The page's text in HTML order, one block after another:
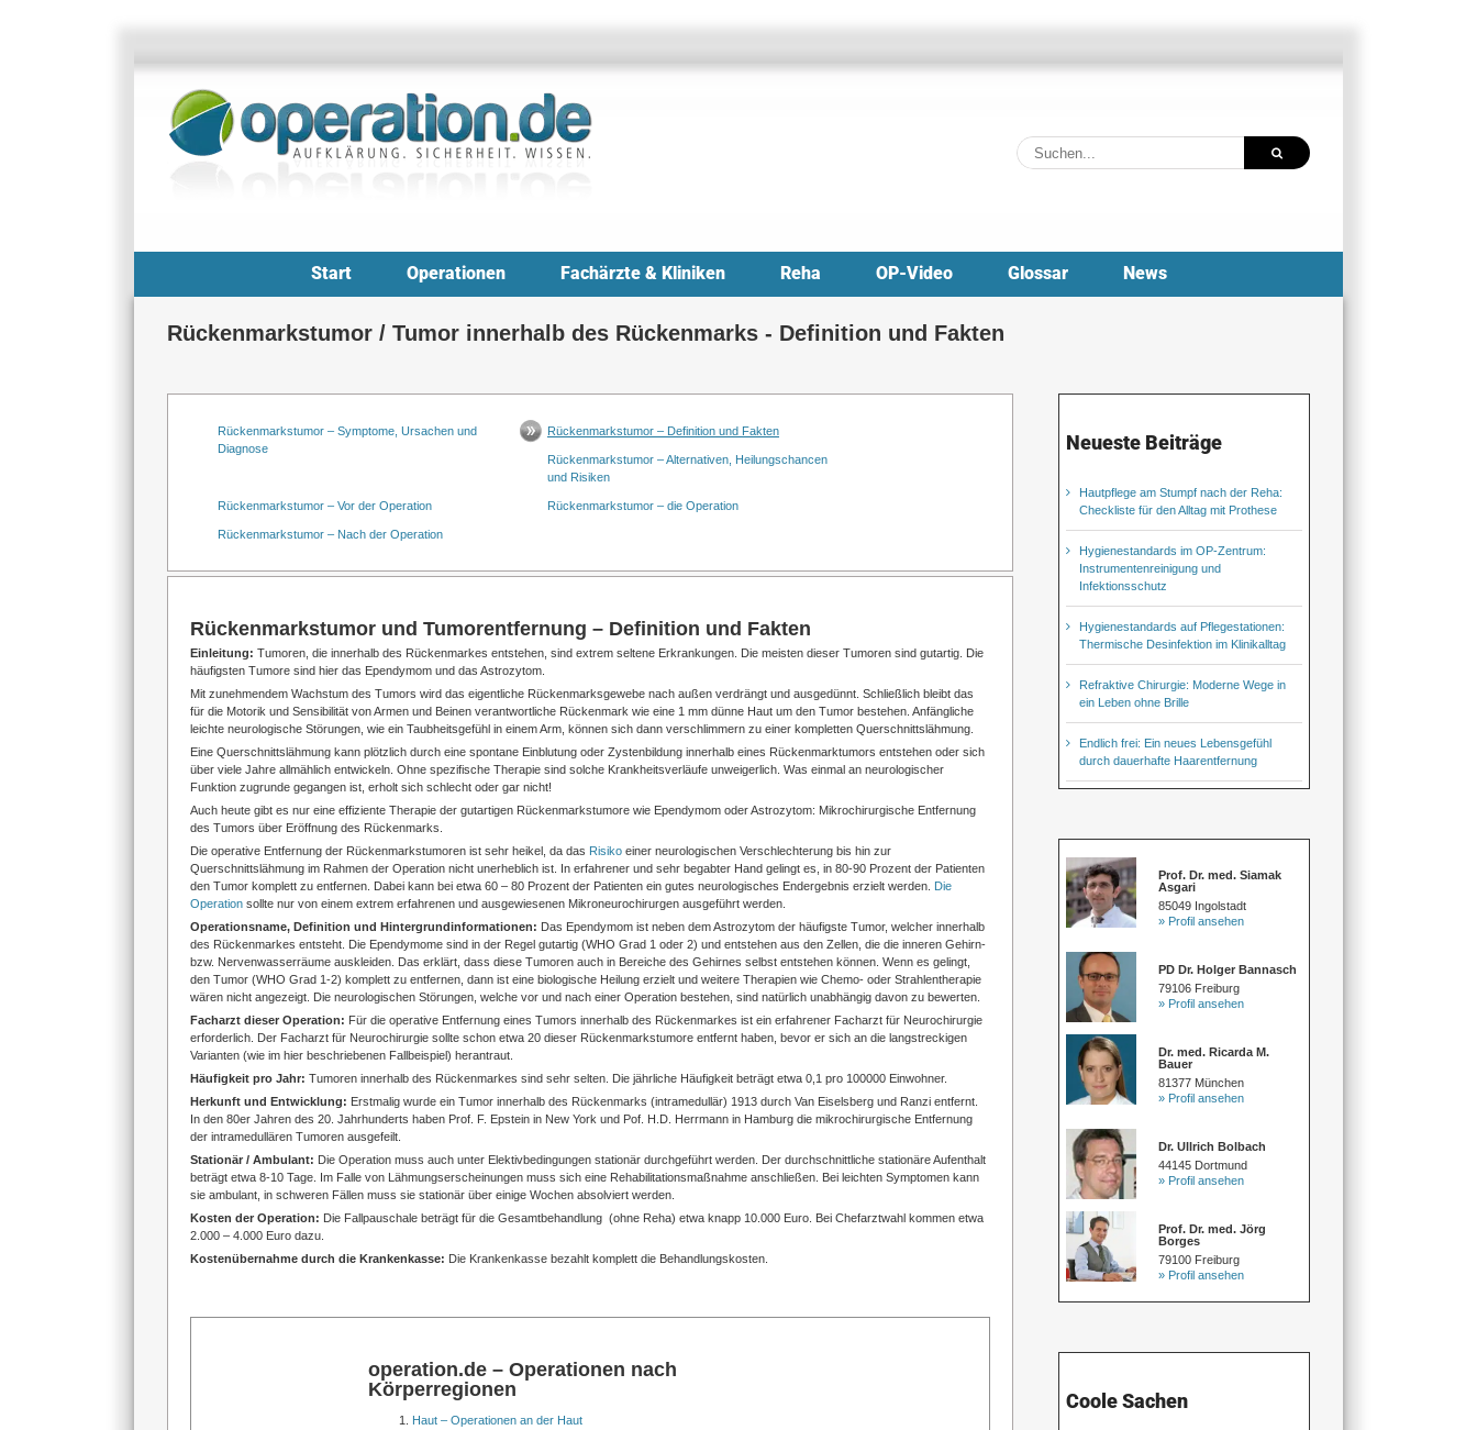
Suche
nach:
Start Operationen Fachärzte & Kliniken Reha OP-Video Glossar News
Rückenmarkstumor / Tumor innerhalb des Rückenmarks - Definition und Fakten
Rückenmarkstumor – Symptome, Ursachen und
Diagnose
Rückenmarkstumor – Definition und Fakten
Rückenmarkstumor – Alternativen, Heilungschancen
und Risiken
Rückenmarkstumor – Vor der Operation Rückenmarkstumor – die Operation
Rückenmarkstumor – Nach der Operation
Rückenmarkstumor und Tumorentfernung – Definition und Fakten
Einleitung: Tumoren, die innerhalb des Rückenmarkes entstehen, sind extrem seltene Erkrankungen. Die meisten dieser Tumoren sind gutartig. Die
häufigsten Tumore sind hier das Ependymom und das Astrozytom.
Mit zunehmendem Wachstum des Tumors wird das eigentliche Rückenmarksgewebe nach außen verdrängt und ausgedünnt. Schließlich bleibt das
für die Motorik und Sensibilität von Armen und Beinen verantwortliche Rückenmark wie eine 1 mm dünne Haut um den Tumor bestehen. Anfängliche
leichte neurologische Störungen, wie ein Taubheitsgefühl in einem Arm, können sich dann verschlimmern zu einer kompletten Querschnittslähmung.
Eine Querschnittslähmung kann plötzlich durch eine spontane Einblutung oder Zystenbildung innerhalb eines Rückenmarktumors entstehen oder sich
über viele Jahre allmählich entwickeln. Ohne spezifische Therapie sind solche Krankheitsverläufe unweigerlich. Was einmal an neurologischer
Funktion zugrunde gegangen ist, erholt sich schlecht oder gar nicht!
Auch heute gibt es nur eine effiziente Therapie der gutartigen Rückenmarkstumore wie Ependymom oder Astrozytom: Mikrochirurgische Entfernung
des Tumors über Eröffnung des Rückenmarks.
Die operative Entfernung der Rückenmarkstumoren ist sehr heikel, da das Risikoeiner neurologischen Verschlechterung bis hin zur
Querschnittslähmung im Rahmen der Operation nicht unerheblich ist. In erfahrener und sehr begabter Hand gelingt es, in 80-90 Prozent der Patienten
den Tumor komplett zu entfernen. Dabei kann bei etwa 60 – 80 Prozent der Patienten ein gutes neurologisches Endergebnis erzielt werden. Die
Operationsollte nur von einem extrem erfahrenen und ausgewiesenen Mikroneurochirurgen ausgeführt werden.
Operationsname, Definition und Hintergrundinformationen: Das Ependymom ist neben dem Astrozytom der häufigste Tumor, welcher innerhalb
des Rückenmarkes entsteht. Die Ependymome sind in der Regel gutartig (WHO Grad 1 oder 2) und entstehen aus den Zellen, die die inneren Gehirn-
bzw. Nervenwasserräume auskleiden. Das erklärt, dass diese Tumoren auch in Bereiche des Gehirnes selbst entstehen können. Wenn es gelingt,
den Tumor (WHO Grad 1-2) komplett zu entfernen, dann ist eine biologische Heilung erzielt und weitere Therapien wie Chemo- oder Strahlentherapie
wären nicht angezeigt. Die neurologischen Störungen, welche vor und nach einer Operation bestehen, sind natürlich unabhängig davon zu bewerten.
Facharzt dieser Operation: Für die operative Entfernung eines Tumors innerhalb des Rückenmarkes ist ein erfahrener Facharzt für Neurochirurgie
erforderlich. Der Facharzt für Neurochirurgie sollte schon etwa 20 dieser Rückenmarkstumore entfernt haben, bevor er sich an die langstreckigen
Varianten (wie im hier beschriebenen Fallbeispiel) herantraut.
Häufigkeit pro Jahr: Tumoren innerhalb des Rückenmarkes sind sehr selten. Die jährliche Häufigkeit beträgt etwa 0,1 pro 100000 Einwohner.
Herkunft und Entwicklung: Erstmalig wurde ein Tumor innerhalb des Rückenmarks (intramedullär) 1913 durch Van Eiselsberg und Ranzi entfernt.
In den 80er Jahren des 20. Jahrhunderts haben Prof. F. Epstein in New York und Pof. H.D. Herrmann in Hamburg die mikrochirurgische Entfernung
der intramedullären Tumoren ausgefeilt.
Stationär / Ambulant: Die Operation muss auch unter Elektivbedingungen stationär durchgeführt werden. Der durchschnittliche stationäre Aufenthalt
beträgt etwa 8-10 Tage. Im Falle von Lähmungserscheinungen muss sich eine Rehabilitationsmaßnahme anschließen. Bei leichten Symptomen kann
sie ambulant, in schweren Fällen muss sie stationär über einige Wochen absolviert werden.
Kosten der Operation: Die Fallpauschale beträgt für die Gesamtbehandlung (ohne Reha) etwa knapp 10.000 Euro. Bei Chefarztwahl kommen etwa
2.000 – 4.000 Euro dazu.
Kostenübernahme durch die Krankenkasse: Die Krankenkasse bezahlt komplett die Behandlungskosten.
operation.de – Operationen nach
Körperregionen
Haut – Operationen an der Haut
Neueste Beiträge
Hautpflege am Stumpf nach der Reha:
Checkliste für den Alltag mit Prothese
Hygienestandards im OP-Zentrum:
Instrumentenreinigung und
Infektionsschutz
Hygienestandards auf Pflegestationen:
Thermische Desinfektion im Klinikalltag
Refraktive Chirurgie: Moderne Wege in
ein Leben ohne Brille
Endlich frei: Ein neues Lebensgefühl
durch dauerhafte Haarentfernung
Prof. Dr. med. Siamak
Asgari
85049 Ingolstadt
» Profil ansehen
PD Dr. Holger Bannasch
79106 Freiburg
» Profil ansehen
Dr. med. Ricarda M.
Bauer
81377 München
» Profil ansehen
Dr. Ullrich Bolbach
44145 Dortmund
» Profil ansehen
Prof. Dr. med. Jörg
Borges
79100 Freiburg
» Profil ansehen
Coole Sachen